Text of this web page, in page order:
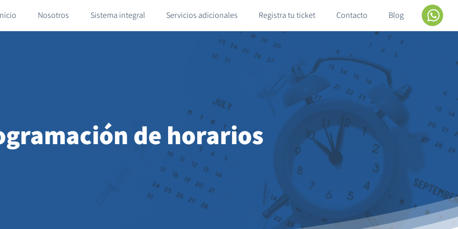
Nosotros Sistema integral Servicios adicionales Registra tu ticket Contacto Blog
de horarios